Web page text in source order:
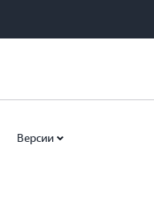
Версии